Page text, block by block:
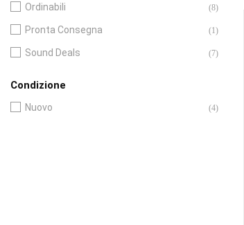
Ordinabili (8)
Pronta Consegna (1)
Sound Deals (7)
Condizione
Nuovo (4)